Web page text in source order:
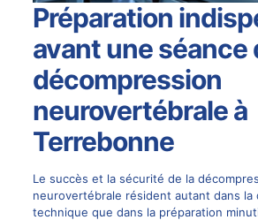
Préparation
avant une séance
décompression
neurovertébrale à
Terrebonne
Le succès et la sécurité de la
neurovertébrale résident autant dans la
technique que dans la préparation